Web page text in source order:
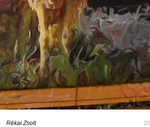
Rékai Zsolt